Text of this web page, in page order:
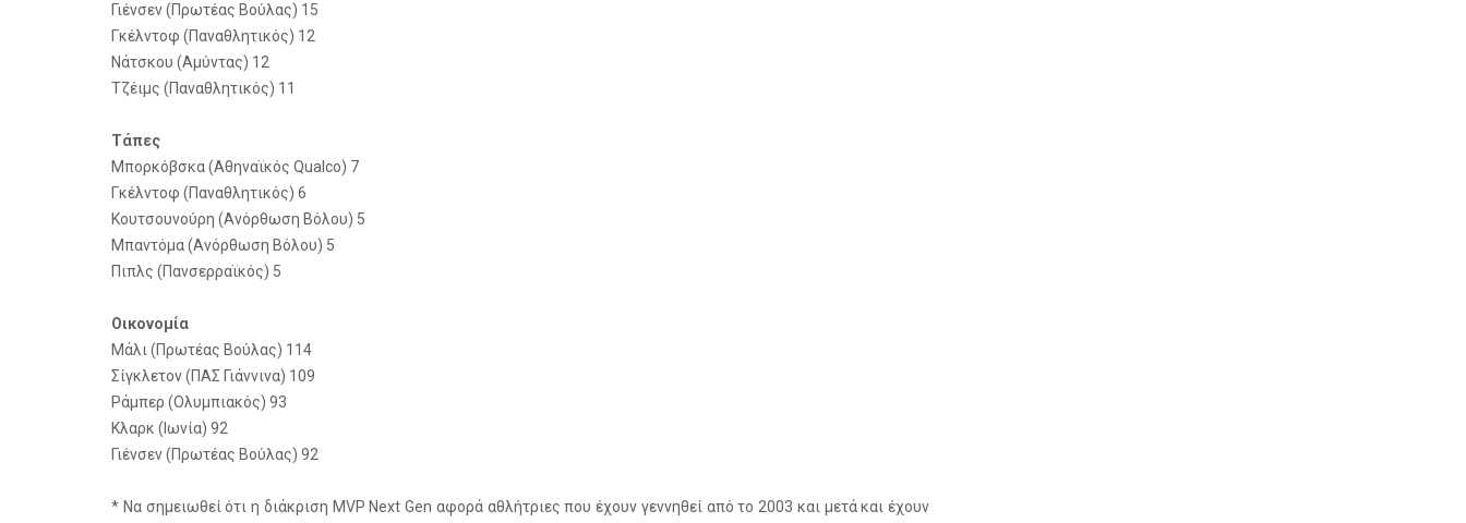
Γιένσεν (Πρωτέας Βούλας) 15
Γκέλντοφ (Παναθλητικός) 12
Νάτσκου (Αμύντας) 12
Τζέιμς (Παναθλητικός) 11
Τάπες
Μπορκόβσκα (Αθηναϊκός Qualco) 7
Γκέλντοφ (Παναθλητικός) 6
Κουτσουνούρη (Ανόρθωση Βόλου) 5
Μπαντόμα (Ανόρθωση Βόλου) 5
Πιπλς (Πανσερραϊκός) 5
Οικονομία
Μάλι (Πρωτέας Βούλας) 114
Σίγκλετον (ΠΑΣ Γιάννινα) 109
Ράμπερ (Ολυμπιακός) 93
Κλαρκ (Ιωνία) 92
Γιένσεν (Πρωτέας Βούλας) 92
* Να σημειωθεί ότι η διάκριση MVP Next Gen αφορά αθλήτριες που έχουν γεννηθεί από το 2003 και μετά και έχουν